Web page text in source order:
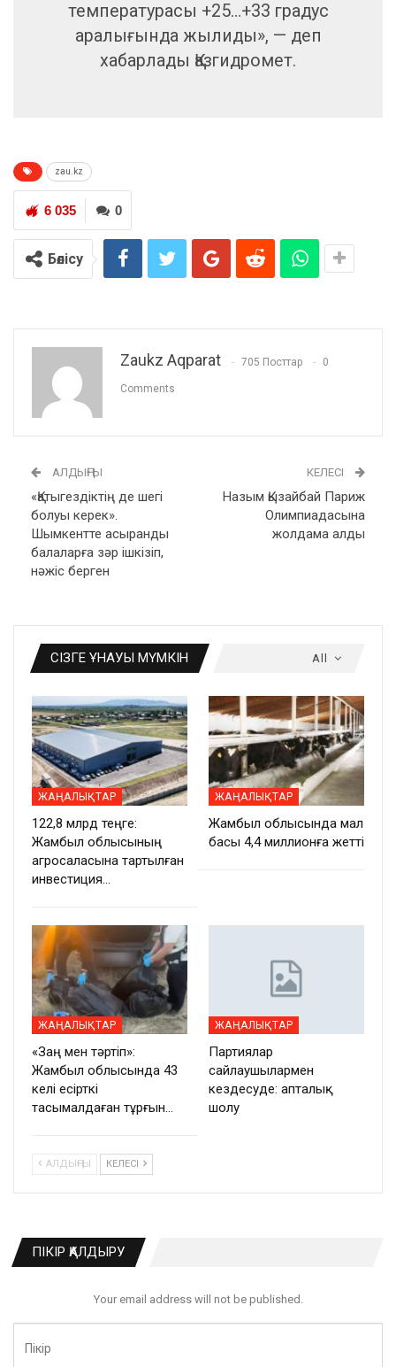
температурасы +25…+33 градус
аралығында жылиды», — деп
хабарлады Қазгидромет.
zau.kz
0
6 035
Бөлісу
Zaukz Aqparat 705 Посттар 0
Comments
АЛДЫҢҒЫ
«Қатыгездіктің де шегі
болуы керек».
Шымкентте асыранды
балаларға зәр ішкізіп,
нәжіс берген
КЕЛЕСІ
Назым Қызайбай Париж
Олимпиадасына
жолдама алды
All
СІЗГЕ ҰНАУЫ МҮМКІН
ЖАҢАЛЫҚТАР
122,8 млрд теңге:
Жамбыл облысының
агросаласына тартылған
инвестиция…
ЖАҢАЛЫҚТАР
Жамбыл облысында мал
басы 4,4 миллионға жетті
ЖАҢАЛЫҚТАР
«Заң мен тәртіп»:
Жамбыл облысында 43
келі есірткі
тасымалдаған тұрғын…
ЖАҢАЛЫҚТАР
Партиялар
сайлаушылармен
кездесуде: апталық
шолу
АЛДЫҢҒЫ КЕЛЕСІ
ПІКІР ҚАЛДЫРУ
Your email address will not be published.